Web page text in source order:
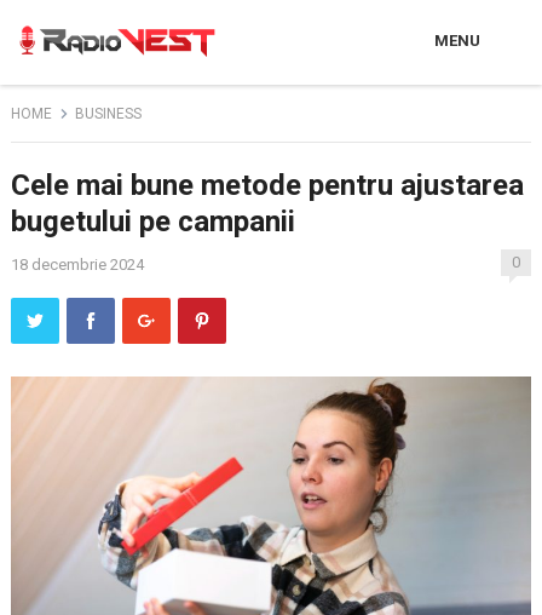
MENU
HOME BUSINESS
Cele mai bune metode pentru ajustarea
bugetului pe campanii
18 decembrie 2024 0